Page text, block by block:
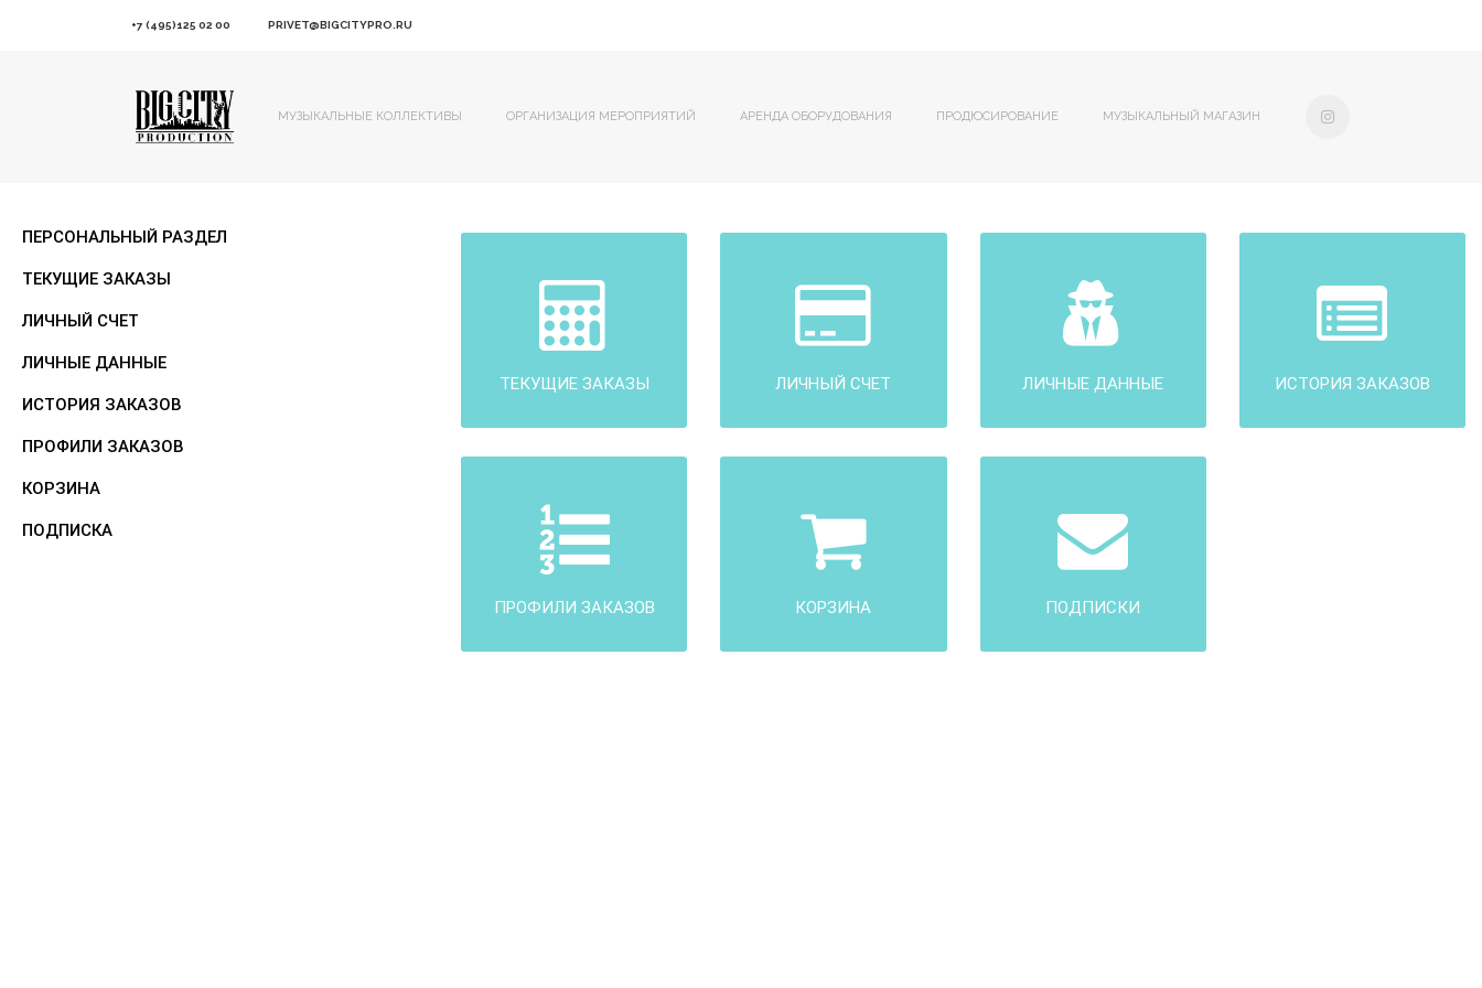
+7 (495)125 02 00 PRIVET@BIGCITYPRO.RU
МУЗЫКАЛЬНЫЕ КОЛЛЕКТИВЫ ОРГАНИЗАЦИЯ МЕРОПРИЯТИЙ АРЕНДА ОБОРУДОВАНИЯ ПРОДЮСИРОВАНИЕ МУЗЫКАЛЬНЫЙ МАГАЗИН
ПЕРСОНАЛЬНЫЙ РАЗДЕЛ
ТЕКУЩИЕ ЗАКАЗЫ
ЛИЧНЫЙ СЧЕТ
ЛИЧНЫЕ ДАННЫЕ
ИСТОРИЯ ЗАКАЗОВ
ПРОФИЛИ ЗАКАЗОВ
КОРЗИНА
ПОДПИСКА
ТЕКУЩИЕ ЗАКАЗЫ ЛИЧНЫЙ СЧЕТ ЛИЧНЫЕ ДАННЫЕ ИСТОРИЯ ЗАКАЗОВ
ПРОФИЛИ ЗАКАЗОВ КОРЗИНА ПОДПИСКИ